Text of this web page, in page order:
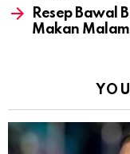
Resep Bawal
Makan